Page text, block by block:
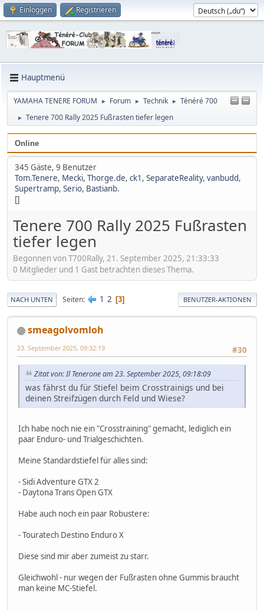
Einloggen Registrieren
Hauptmenü
YAMAHA TENERE FORUM ► Forum ► Technik ► Ténéré 700
► Tenere 700 Rally 2025 Fußrasten tiefer legen
Online
345 Gäste, 9 Benutzer
Tom.Tenere, Mecki, Thorge.de, ck1 , SeparateReality, vanbudd,
Supertramp, Serio, Bastianb.
[]
Tenere 700 Rally 2025 Fußrasten
tiefer legen
Begonnen von T700Rally, 21. September 2025, 21:33:33
0 Mitglieder und 1 Gast betrachten dieses Thema.
NACH UNTEN Seiten 1 2 3 BENUTZER-AKTIONEN
smeagolvomloh
#30
23. September 2025, 09:32:19
Zitat von: Il Tenerone am 23. September 2025, 09:18:09
was fährst du für Stiefel beim Crosstrainigs und bei
deinen Streifzügen durch Feld und Wiese?
Ich habe noch nie ein "Crosstraining" gemacht, lediglich ein
paar Enduro- und Trialgeschichten.
Meine Standardstiefel für alles sind:
- Sidi Adventure GTX 2
- Daytona Trans Open GTX
Habe auch noch ein paar Robustere:
- Touratech Destino Enduro X
Diese sind mir aber zumeist zu starr.
Gleichwohl - nur wegen der Fußrasten ohne Gummis braucht
man keine MC-Stiefel.